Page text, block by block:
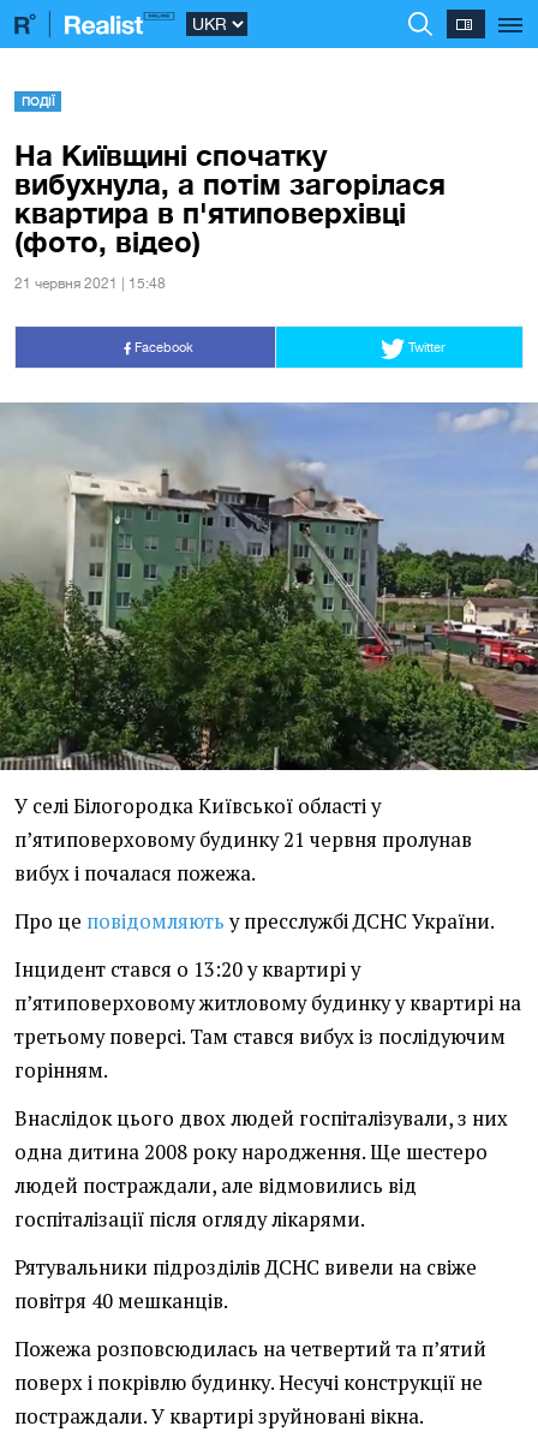
ПОДІЇ
На Київщині спочатку
вибухнула, а потім загорілася
квартира в п'ятиповерхівці
(фото, відео)
21 червня 2021 | 15:48
Facebook Twitter
У селі Білогородка Київської області у
п’ятиповерховому будинку 21 червня пролунав
вибух і почалася пожежа.
Про це повідомляютьу пресслужбі ДСНС України.
Інцидент стався о 13:20 у квартирі у
п’ятиповерховому житловому будинку у квартирі на
третьому поверсі. Там стався вибух із послідуючим
горінням.
Внаслідок цього двох людей госпіталізували, з них
одна дитина 2008 року народження. Ще шестеро
людей постраждали, але відмовились від
госпіталізації після огляду лікарями.
Рятувальники підрозділів ДСНС вивели на свіже
повітря 40 мешканців.
Пожежа розповсюдилась на четвертий та п’ятий
поверх і покрівлю будинку. Несучі конструкції не
постраждали. У квартирі зруйновані вікна.